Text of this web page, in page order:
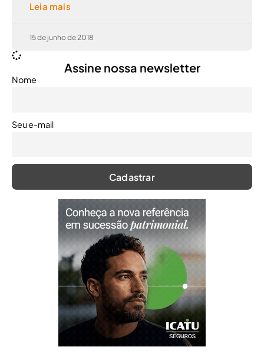
Leia mais
15 de junho de 2018
Assine nossa newsletter
Nome
Seu e-mail